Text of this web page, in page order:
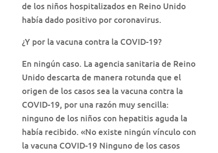
de los niños hospitalizados en Reino Unido
había dado positivo por coronavirus.
¿Y por la vacuna contra la COVID-19?
En ningún caso. La agencia sanitaria de Reino
Unido descarta de manera rotunda que el
origen de los casos sea la vacuna contra la
COVID-19, por una razón muy sencilla:
ninguno de los niños con hepatitis aguda la
había recibido. «No existe ningún vínculo con
la vacuna COVID-19 Ninguno de los casos